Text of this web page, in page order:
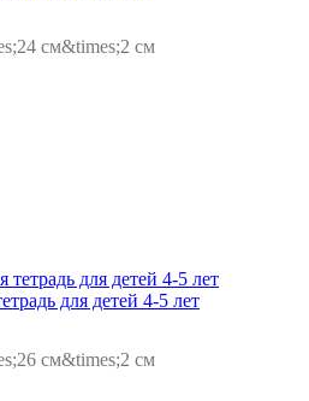
см&times;2 см
для детей 4-5 лет
см&times;2 см